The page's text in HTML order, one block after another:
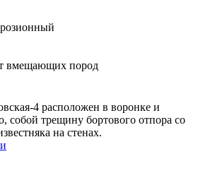
вмещающих пород
4 расположен в воронке и
собой трещину бортового отпора со
на стенах.